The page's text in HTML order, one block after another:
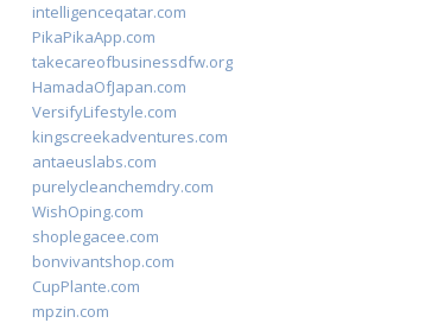
intelligenceqatar.com
PikaPikaApp.com
takecareofbusinessdfw.org
HamadaOfJapan.com
VersifyLifestyle.com
kingscreekadventures.com
antaeuslabs.com
purelycleanchemdry.com
WishOping.com
shoplegacee.com
bonvivantshop.com
CupPlante.com
mpzin.com